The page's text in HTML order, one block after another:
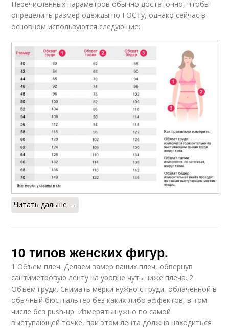
Перечисленных параметров обычно достаточно, чтобы
определить размер одежды по ГОСТу, однако сейчас в
основном используются следующие:
Читать дальше →
10 типов женских фигур.
1 Объем плеч. Делаем замер ваших плеч, обвернув
сантиметровую ленту на уровне чуть ниже плеча. 2
Объём груди. Снимать мерки нужно с груди, облаченной в
обычный бюстгальтер без каких-либо эффектов, в том
числе без push-up. Измерять нужно по самой
выступающей точке, при этом лента должна находиться